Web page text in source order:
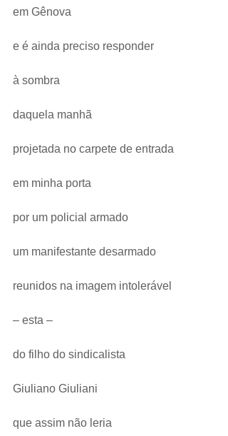
em Gênova
e é ainda preciso responder
à sombra
daquela manhã
projetada no carpete de entrada
em minha porta
por um policial armado
um manifestante desarmado
reunidos na imagem intolerável
– esta –
do filho do sindicalista
Giuliano Giuliani
que assim não leria